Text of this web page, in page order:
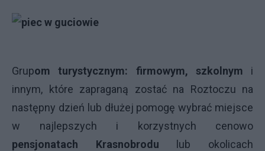
Grupom turystycznym: firmowym, szkolnym i
innym, które zapraganą zostać na Roztoczu na
następny dzień lub dłużej pomogę wybrać miejsce
w najlepszych i korzystnych cenowo
pensjonatach Krasnobrodu lub okolicach